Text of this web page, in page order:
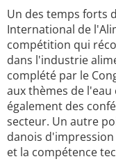
Un des temps forts
International de
compétition qui
dans l'industrie
complété par le
aux thèmes de
également des
secteur. Un autre
danois
et la compétence